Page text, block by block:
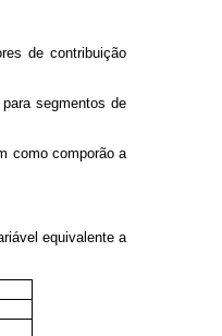
de contribuição
segmentos de
como comporão a
equivalente a